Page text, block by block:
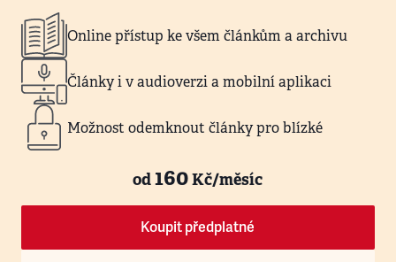
Online přístup ke všem článkům a archivu
Články i v audioverzi a mobilní aplikaci
Možnost odemknout články pro blízké
od160Kč/měsíc
Koupit předplatné